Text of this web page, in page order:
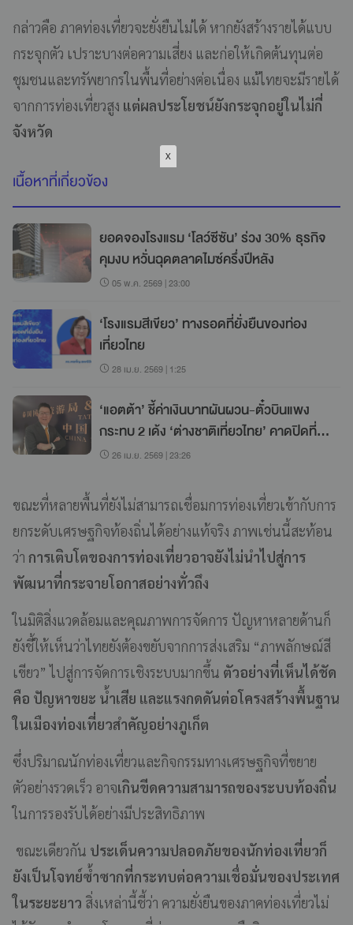
กล่าวคือ ภาคท่องเที่ยวจะยั่งยืนไม่ได้ หากยังสร้างรายได้แบบ
กระจุกตัว เปราะบางต่อความเสี่ยง และก่อให้เกิดต้นทุนต่อ
ชุมชนและทรัพยากรในพื้นที่อย่างต่อเนื่อง แม้ไทยจะมีรายได้
จากการท่องเที่ยวสูง แต่ผลประโยชน์ยังกระจุกอยู่ในไม่กี่
จังหวัด
เนื้อหาที่เกี่ยวข้อง
ยอดจองโรงแรม ‘โลว์ซีซัน’ ร่วง 30% ธุรกิจ
คุมงบ หวั่นฉุดตลาดไมซ์ครึ่งปีหลัง
05 พ.ค. 2569 | 23:00
‘โรงแรมสีเขียว’ ทางรอดที่ยั่งยืนของท่อง
เที่ยวไทย
28 เม.ย. 2569 | 1:25
‘แอตต้า’ ชี้ค่าเงินบาทผันผวน-ตั๋วบินแพง
กระทบ 2 เด้ง ‘ต่างชาติเที่ยวไทย’ คาดปิดที่
30-32 ล้านคนปี 69
26 เม.ย. 2569 | 23:26
ขณะที่หลายพื้นที่ยังไม่สามารถเชื่อมการท่องเที่ยวเข้ากับการ
ยกระดับเศรษฐกิจท้องถิ่นได้อย่างแท้จริง ภาพเช่นนี้สะท้อน
ว่า การเติบโตของการท่องเที่ยวอาจยังไม่นำไปสู่การ
พัฒนาที่กระจายโอกาสอย่างทั่วถึง
ในมิติสิ่งแวดล้อมและคุณภาพการจัดการ ปัญหาหลายด้านก็
ยังชี้ให้เห็นว่าไทยยังต้องขยับจากการส่งเสริม “ภาพลักษณ์สี
เขียว” ไปสู่การจัดการเชิงระบบมากขึ้น ตัวอย่างที่เห็นได้ชัด
คือ ปัญหาขยะ น้ำเสีย และแรงกดดันต่อโครงสร้างพื้นฐาน
ในเมืองท่องเที่ยวสำคัญอย่างภูเก็ต
ซึ่งปริมาณนักท่องเที่ยวและกิจกรรมทางเศรษฐกิจที่ขยาย
ตัวอย่างรวดเร็ว อาจเกินขีดความสามารถของระบบท้องถิ่น
ในการรองรับได้อย่างมีประสิทธิภาพ
ขณะเดียวกัน ประเด็นความปลอดภัยของนักท่องเที่ยวก็
ยังเป็นโจทย์ซ้ำซากที่กระทบต่อความเชื่อมั่นของประเทศ
ในระยะยาว สิ่งเหล่านี้ชี้ว่า ความยั่งยืนของภาคท่องเที่ยวไม่